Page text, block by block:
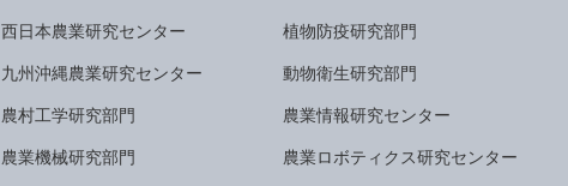
西日本農業研究センター
九州沖縄農業研究センター
農村工学研究部門
農業機械研究部門
植物防疫研究部門
動物衛生研究部門
農業情報研究センター
農業ロボティクス研究センター